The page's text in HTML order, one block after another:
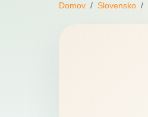
Domov Slovensko